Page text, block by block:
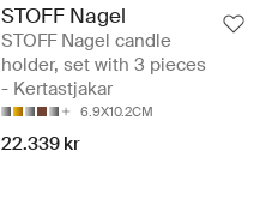
STOFF Nagel
STOFF Nagel candle
holder, set with 3 pieces
- Kertastjakar
6.9X10.2CM
22.339 kr